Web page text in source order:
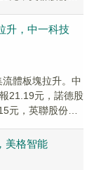
升，中一科技
體板塊拉升。中
21.19元，諾德股
元，英聯股份
美格智能